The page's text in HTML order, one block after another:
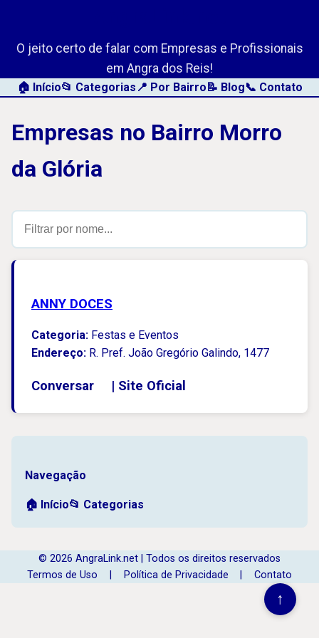
↑
O jeito certo de falar com Empresas e Profissionais
em Angra dos Reis!
🏠 Início📂 Categorias 📍 Por Bairro📝 Blog📞 Contato
Empresas no Bairro Morro
da Glória
ANNY DOCES
Categoria: Festas e Eventos
Endereço: R. Pref. João Gregório Galindo, 1477
Conversar | Site Oficial
Navegação
🏠 Início📂 Categorias
© 2026 AngraLink.net | Todos os direitos reservados
Termos de Uso
Política de Privacidade Contato